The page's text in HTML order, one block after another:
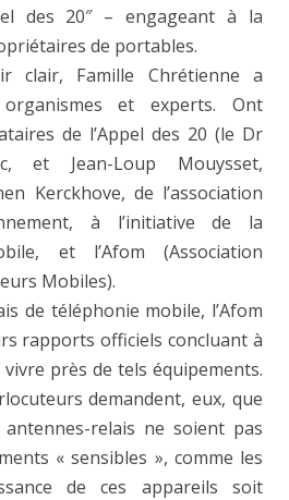
des 20″ – engageant à la
de portables.
clair, Famille Chrétienne a
et experts. Ont
de l’Appel des 20 (le Dr
et Jean-Loup Mouysset,
Kerckhove, de l’association
à l’initiative de la
et l’Afom (Association
Mobiles).
de téléphonie mobile, l’Afom
rapports officiels concluant à
vivre près de tels équipements.
demandent, eux, que
relais ne soient pas
« sensibles », comme les
de ces appareils soit